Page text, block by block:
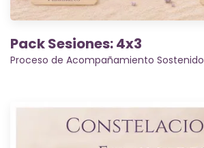
Pack Sesiones: 4x3
Proceso de Acompañamiento Sostenido